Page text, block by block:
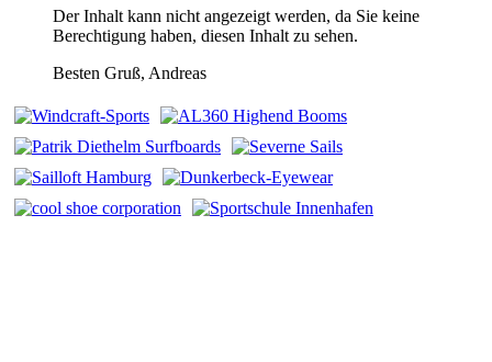
Der Inhalt kann nicht angezeigt werden, da Sie keine
Berechtigung haben, diesen Inhalt zu sehen.
Besten Gruß, Andreas